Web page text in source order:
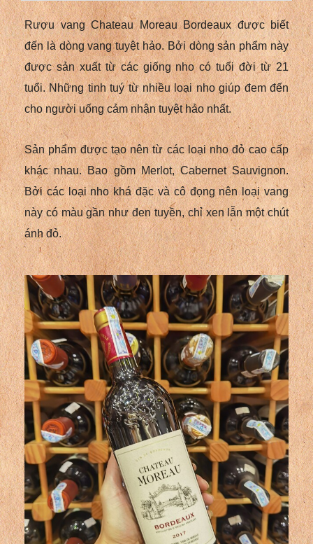
Rượu vangChateau Moreau Bordeaux được biết
đến là dòng vang tuyệt hảo. Bởi dòng sản phẩm này
được sản xuất từ các giống nho có tuổi đời từ 21
tuổi. Những tinh tuý từ nhiều loại nho giúp đem đến
cho người uống cảm nhận tuyệt hảo nhất.
Sản phẩm được tạo nên từ các loại nho đỏ cao cấp
khác nhau. Bao gồm Merlot, Cabernet Sauvignon.
Bởi các loại nho khá đặc và cô đọng nên loại vang
này có màu gần như đen tuyền, chỉ xen lẫn một chút
ánh đỏ.